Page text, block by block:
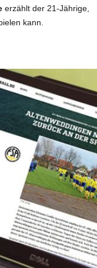
erzählt der 21-Jährige,
kann.